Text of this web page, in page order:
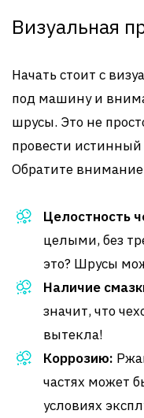
Визуальная
Начать стоит с
под машину и
шрусы. Это не
провести
Обратите
Целостность
целыми, без
это? Шрусы
Наличие
значит, что
вытекла!
Коррозию:
частях может
условиях